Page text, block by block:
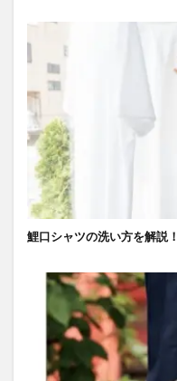
鯉口シャツの洗い方を解説